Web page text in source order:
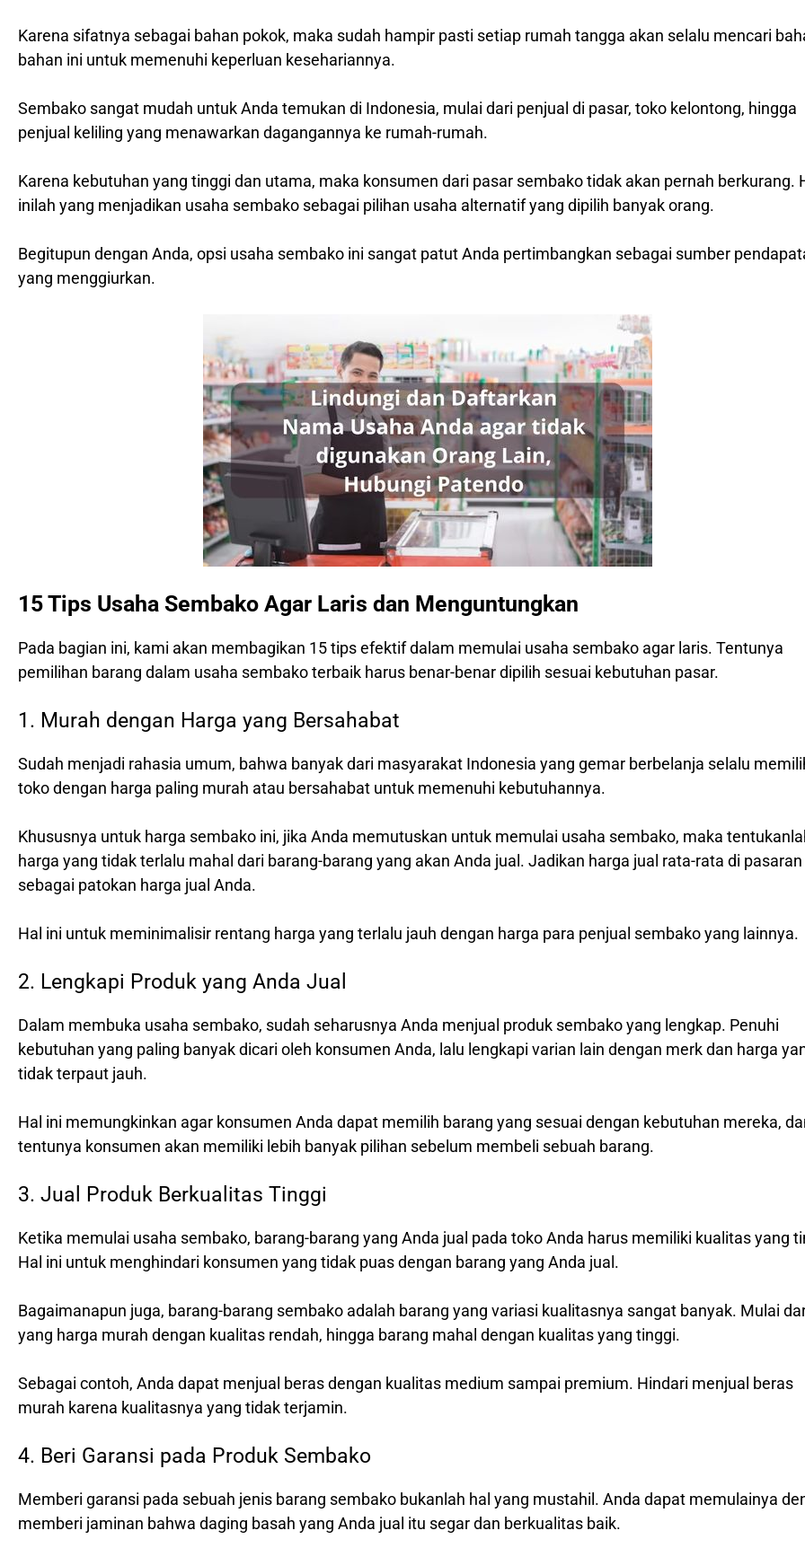
Karena sifatnya sebagai bahan pokok, maka sudah hampir pasti setiap rumah tangga akan selalu mencari
bahan ini untuk memenuhi keperluan kesehariannya.
Sembako sangat mudah untuk Anda temukan di Indonesia, mulai dari penjual di pasar, toko kelontong, hingga
penjual keliling yang menawarkan dagangannya ke rumah-rumah.
Karena kebutuhan yang tinggi dan utama, maka konsumen dari pasar sembako tidak akan pernah berkurang.
inilah yang menjadikan usaha sembako sebagai pilihan usaha alternatif yang dipilih banyak orang.
Begitupun dengan Anda, opsi usaha sembako ini sangat patut Anda pertimbangkan sebagai sumber
yang menggiurkan.
15 Tips Usaha Sembako Agar Laris dan Menguntungkan
Pada bagian ini, kami akan membagikan 15 tips efektif dalam memulai usaha sembako agar laris. Tentunya
pemilihan barang dalam usaha sembako terbaik harus benar-benar dipilih sesuai kebutuhan pasar.
1. Murah dengan Harga yang Bersahabat
Sudah menjadi rahasia umum, bahwa banyak dari masyarakat Indonesia yang gemar berbelanja selalu
toko dengan harga paling murah atau bersahabat untuk memenuhi kebutuhannya.
Khususnya untuk harga sembako ini, jika Anda memutuskan untuk memulai usaha sembako, maka
harga yang tidak terlalu mahal dari barang-barang yang akan Anda jual. Jadikan harga jual rata-rata di pasaran
sebagai patokan harga jual Anda.
Hal ini untuk meminimalisir rentang harga yang terlalu jauh dengan harga para penjual sembako yang lainnya.
2. Lengkapi Produk yang Anda Jual
Dalam membuka usaha sembako, sudah seharusnya Anda menjual produk sembako yang lengkap. Penuhi
kebutuhan yang paling banyak dicari oleh konsumen Anda, lalu lengkapi varian lain dengan merk dan harga
tidak terpaut jauh.
Hal ini memungkinkan agar konsumen Anda dapat memilih barang yang sesuai dengan kebutuhan mereka,
tentunya konsumen akan memiliki lebih banyak pilihan sebelum membeli sebuah barang.
3. Jual Produk Berkualitas Tinggi
Ketika memulai usaha sembako, barang-barang yang Anda jual pada toko Anda harus memiliki kualitas yang
Hal ini untuk menghindari konsumen yang tidak puas dengan barang yang Anda jual.
Bagaimanapun juga, barang-barang sembako adalah barang yang variasi kualitasnya sangat banyak. Mulai
yang harga murah dengan kualitas rendah, hingga barang mahal dengan kualitas yang tinggi.
Sebagai contoh, Anda dapat menjual beras dengan kualitas medium sampai premium. Hindari menjual beras
murah karena kualitasnya yang tidak terjamin.
4. Beri Garansi pada Produk Sembako
Memberi garansi pada sebuah jenis barang sembako bukanlah hal yang mustahil. Anda dapat memulainya
memberi jaminan bahwa daging basah yang Anda jual itu segar dan berkualitas baik.